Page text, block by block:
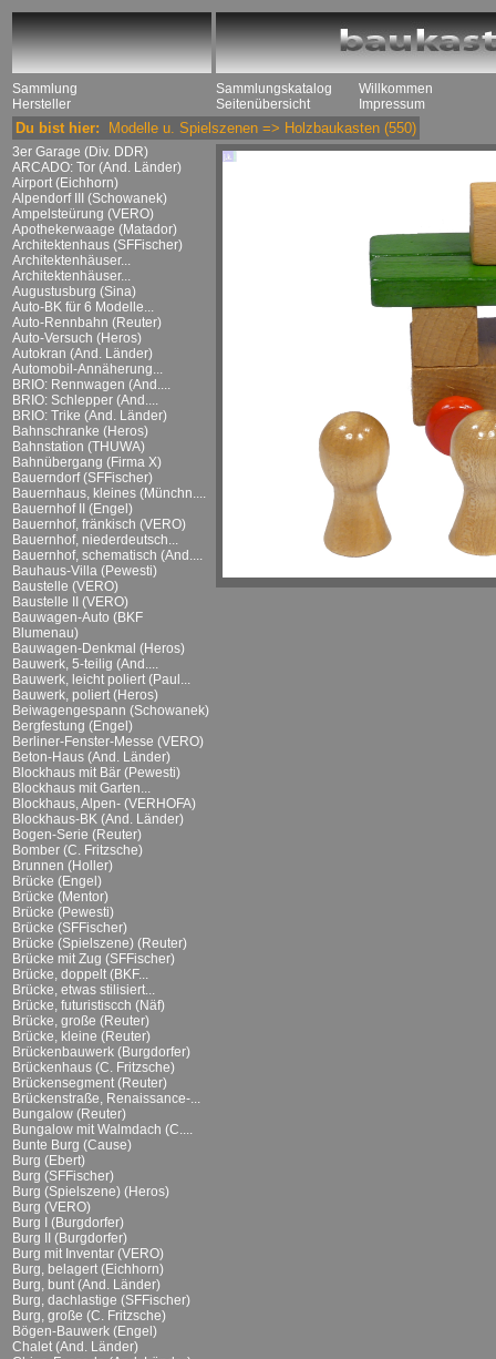
Sammlung
Hersteller
Sammlungskatalog
Seitenübersicht
Willkommen
Impressum
Du bist hier: Modelle u. Spielszenen => Holzbaukasten (550)
3er Garage (Div. DDR)
ARCADO: Tor (And. Länder)
Airport (Eichhorn)
Alpendorf III (Schowanek)
Ampelsteürung (VERO)
Apothekerwaage (Matador)
Architektenhaus (SFFischer)
Architektenhäuser...
Architektenhäuser...
Augustusburg (Sina)
Auto-BK für 6 Modelle...
Auto-Rennbahn (Reuter)
Auto-Versuch (Heros)
Autokran (And. Länder)
Automobil-Annäherung...
BRIO: Rennwagen (And....
BRIO: Schlepper (And....
BRIO: Trike (And. Länder)
Bahnschranke (Heros)
Bahnstation (THUWA)
Bahnübergang (Firma X)
Bauerndorf (SFFischer)
Bauernhaus, kleines (Münchn....
Bauernhof II (Engel)
Bauernhof, fränkisch (VERO)
Bauernhof, niederdeutsch...
Bauernhof, schematisch (And....
Bauhaus-Villa (Pewesti)
Baustelle (VERO)
Baustelle II (VERO)
Bauwagen-Auto (BKF
Blumenau)
Bauwagen-Denkmal (Heros)
Bauwerk, 5-teilig (And....
Bauwerk, leicht poliert (Paul...
Bauwerk, poliert (Heros)
Beiwagengespann (Schowanek)
Bergfestung (Engel)
Berliner-Fenster-Messe (VERO)
Beton-Haus (And. Länder)
Blockhaus mit Bär (Pewesti)
Blockhaus mit Garten...
Blockhaus, Alpen- (VERHOFA)
Blockhaus-BK (And. Länder)
Bogen-Serie (Reuter)
Bomber (C. Fritzsche)
Brunnen (Holler)
Brücke (Engel)
Brücke (Mentor)
Brücke (Pewesti)
Brücke (SFFischer)
Brücke (Spielszene) (Reuter)
Brücke mit Zug (SFFischer)
Brücke, doppelt (BKF...
Brücke, etwas stilisiert...
Brücke, futuristiscch (Näf)
Brücke, große (Reuter)
Brücke, kleine (Reuter)
Brückenbauwerk (Burgdorfer)
Brückenhaus (C. Fritzsche)
Brückensegment (Reuter)
Brückenstraße, Renaissance-...
Bungalow (Reuter)
Bungalow mit Walmdach (C....
Bunte Burg (Cause)
Burg (Ebert)
Burg (SFFischer)
Burg (Spielszene) (Heros)
Burg (VERO)
Burg I (Burgdorfer)
Burg II (Burgdorfer)
Burg mit Inventar (VERO)
Burg, belagert (Eichhorn)
Burg, bunt (And. Länder)
Burg, dachlastige (SFFischer)
Burg, große (C. Fritzsche)
Bögen-Bauwerk (Engel)
Chalet (And. Länder)